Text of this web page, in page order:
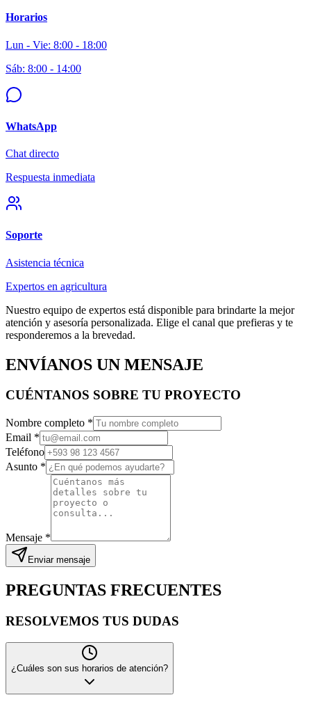
Horarios
Lun - Vie: 8:00 - 18:00
Sáb: 8:00 - 14:00
WhatsApp
Chat directo
Respuesta inmediata
Soporte
Asistencia técnica
Expertos en agricultura
Nuestro equipo de expertos está disponible para brindarte la mejor
atención y asesoría personalizada. Elige el canal que prefieras y te
responderemos a la brevedad.
ENVÍANOS UN MENSAJE
CUÉNTANOS SOBRE TU PROYECTO
Nombre completo *
Email *
Teléfono
Asunto *
Mensaje *
Enviar mensaje
PREGUNTAS FRECUENTES
RESOLVEMOS TUS DUDAS
¿Cuáles son sus horarios de atención?